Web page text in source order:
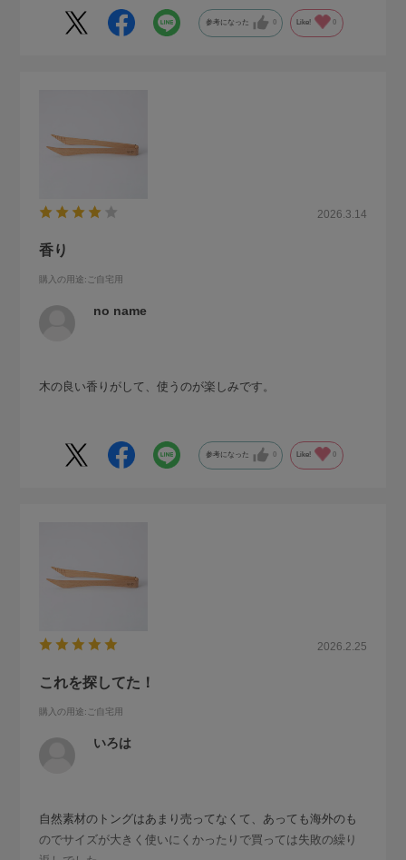
参考になった 0 Like! 0
2026.3.14
香り
購入の用途:ご自宅用
no name
木の良い香りがして、使うのが楽しみです。
参考になった 0 Like! 0
2026.2.25
これを探してた！
購入の用途:ご自宅用
いろは
自然素材のトングはあまり売ってなくて、あっても海外のも
のでサイズが大きく使いにくかったりで買っては失敗の繰り